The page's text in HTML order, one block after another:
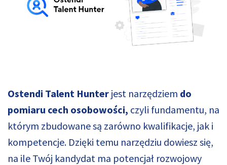
Ostendi Talent Hunter jest narzędziem do
pomiaru cech osobowości, czyli fundamentu, na
którym zbudowane są zarówno kwalifikacje, jak i
kompetencje. Dzięki temu narzędziu dowiesz się,
na ile Twój kandydat ma potencjał rozwojowy